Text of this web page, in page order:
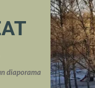
diaporama